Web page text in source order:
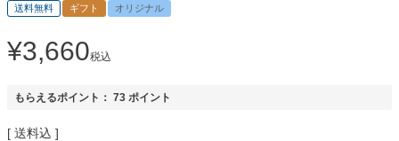
送料無料 ギフト オリジナル
¥3,660税込
もらえるポイント： 73 ポイント
送料込